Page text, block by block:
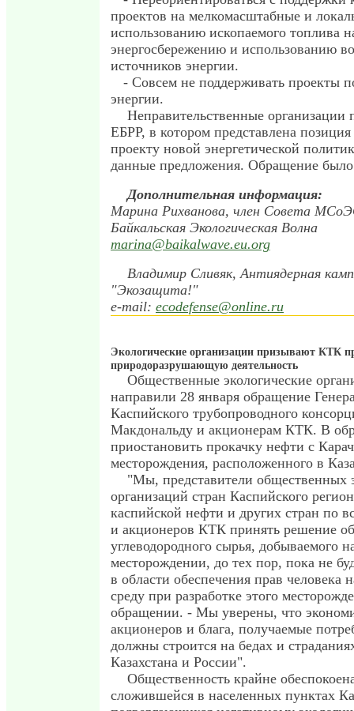
проектов на мелкомасштабные и
использованию ископаемого топлива
энергосбережению и использованию
источников энергии.
- Совсем не поддерживать проекты
энергии.
Неправительственные организации
ЕБРР, в котором представлена
проекту новой энергетической
данные предложения. Обращение
Дополнительная информация:
Марина Рихванова, член Совета
Байкальская Экологическая Волна
marina@baikalwave.eu.org
Владимир Сливяк, Антиядерная
"Экозащита!"
e-mail: ecodefense@online.ru
Экологические организации призывают КТК
природоразрушающую деятельность
Общественные экологические
направили 28 января обращение
Каспийского трубопроводного
Макдональду и акционерам КТК. В
приостановить прокачку нефти с
месторождения, расположенного в
"Мы, представители общественных
организаций стран Каспийского
каспийской нефти и других стран по
и акционеров КТК принять решение об
углеводородного сырья, добываемого
месторождении, до тех пор, пока не
в области обеспечения прав
среду при разработке этого
обращении. - Мы уверены, что
акционеров и блага, получаемые
должны строится на бедах и
Казахстана и России".
Общественность крайне
сложившейся в населенных пунктах